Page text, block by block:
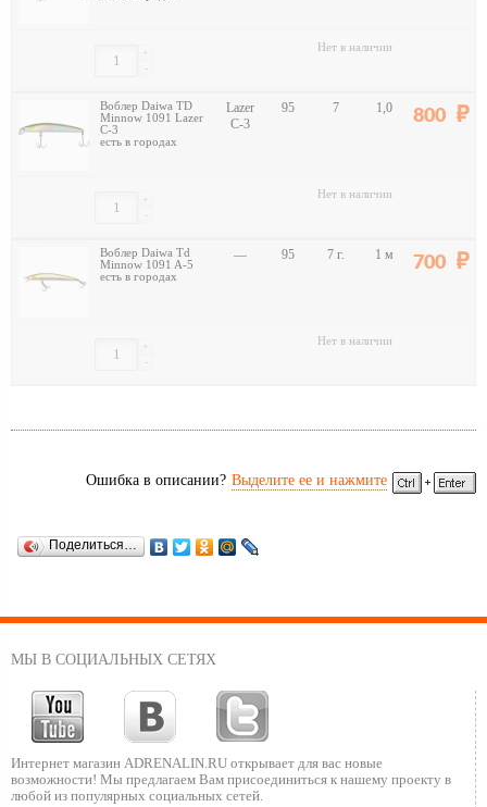
-
+ Нет в наличии
Воблер Daiwa TD
Minnow 1091 Lazer
C-3
есть в городах
Lazer
C-3
95 7 1,0 800
-
+ Нет в наличии
Воблер Daiwa Td
Minnow 1091 A-5
есть в городах
— 95 7 г. 1 м 700
-
+ Нет в наличии
Ошибка в описании? Выделите ее и нажмите
Поделиться…
МЫ В СОЦИАЛЬНЫХ СЕТЯХ
Интернет магазин ADRENALIN.RU открывает для вас новые
возможности! Мы предлагаем Вам присоединиться к нашему проекту в
любой из популярных социальных сетей.